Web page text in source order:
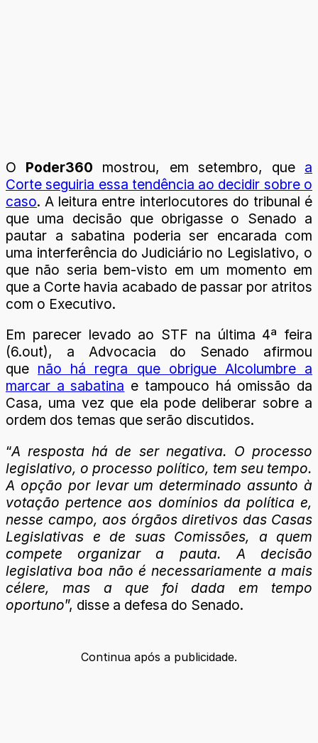
O Poder360 mostrou, em setembro, que a
Corte seguiria essa tendência ao decidir sobre o
caso. A leitura entre interlocutores do tribunal é
que uma decisão que obrigasse o Senado a
pautar a sabatina poderia ser encarada com
uma interferência do Judiciário no Legislativo, o
que não seria bem-visto em um momento em
que a Corte havia acabado de passar por atritos
com o Executivo.
Em parecer levado ao STF na última 4ª feira
(6.out), a Advocacia do Senado afirmou
que não há regra que obrigue Alcolumbre a
marcar a sabatina e tampouco há omissão da
Casa, uma vez que ela pode deliberar sobre a
ordem dos temas que serão discutidos.
“A resposta há de ser negativa. O processo
legislativo, o processo político, tem seu tempo.
A opção por levar um determinado assunto à
votação pertence aos domínios da política e,
nesse campo, aos órgãos diretivos das Casas
Legislativas e de suas Comissões, a quem
compete organizar a pauta. A decisão
legislativa boa não é necessariamente a mais
célere, mas a que foi dada em tempo
oportuno”, disse a defesa do Senado.
Continua após a publicidade.